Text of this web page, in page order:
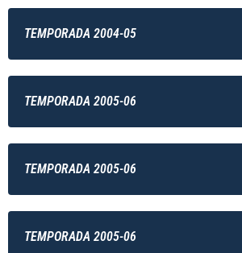
TEMPORADA 2004-05
TEMPORADA 2005-06
TEMPORADA 2005-06
TEMPORADA 2005-06